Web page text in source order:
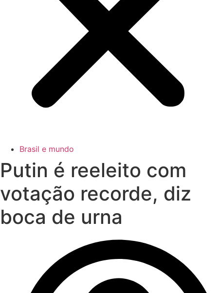
Brasil e mundo
Putin é reeleito com
votação recorde, diz
boca de urna